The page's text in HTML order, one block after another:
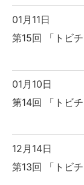
01月11日
第15回 「トビ
01月10日
第14回 「トビ
12月14日
第13回 「トビ